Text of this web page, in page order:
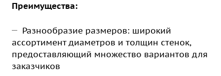
Преимущества:
Разнообразие размеров: широкий
ассортимент диаметров и толщин стенок,
предоставляющий множество вариантов для
заказчиков